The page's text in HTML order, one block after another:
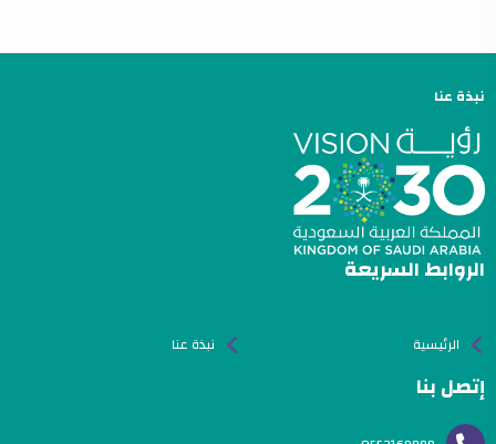
نبذة عنا
الروابط السريعة
الرئيسية نبذة عنا
إتصل بنا